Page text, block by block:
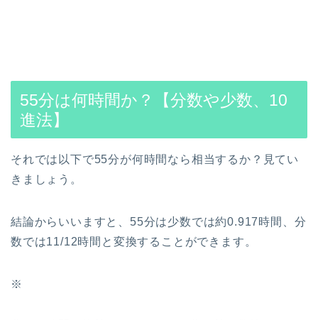
55分は何時間か？【分数や少数、10
進法】
それでは以下で55分が何時間なら相当するか？見てい
きましょう。
結論からいいますと、55分は少数では約0.917時間、分
数では11/12時間と変換することができます。
※